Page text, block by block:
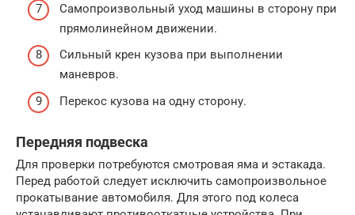
Самопроизвольный уход машины в сторону при
прямолинейном движении.
Сильный крен кузова при выполнении
маневров.
Перекос кузова на одну сторону.
Передняя подвеска
Для проверки потребуются смотровая яма и эстакада.
Перед работой следует исключить самопроизвольное
прокатывание автомобиля. Для этого под колеса